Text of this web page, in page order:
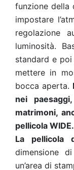
funzione della
impostare
regolazione
luminosità.
standard e
mettere in
bocca aperta.
nei
matrimoni,
pellicola WIDE.
La pellicola
dimensione di
un’area di